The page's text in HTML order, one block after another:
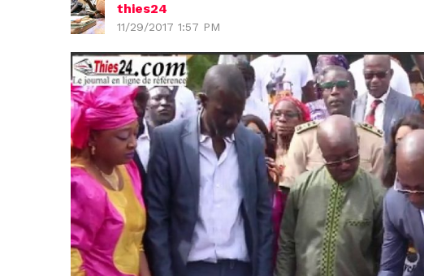
thies24
11/29/2017 1:57 PM